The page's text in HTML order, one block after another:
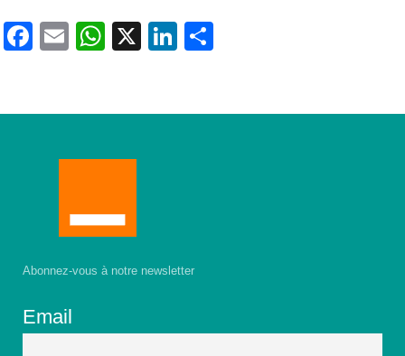
Facebook
EmailWhatsApp
X LinkedIn
Abonnez-vous à notre newsletter
Email